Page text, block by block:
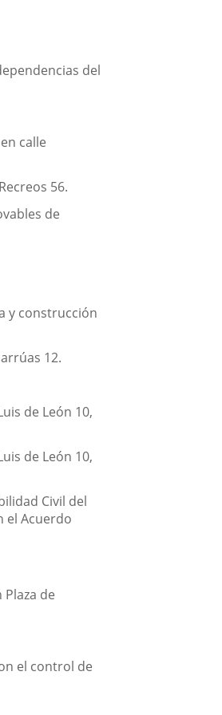
del
calle
56.
de
y construcción
12.
de León 10,
de León 10,
Civil del
el Acuerdo
de
el control de